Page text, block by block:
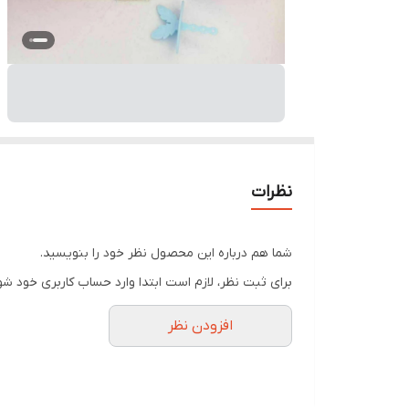
نظرات
شما هم درباره این محصول نظر خود را بنویسید.
برای ثبت نظر، لازم است ابتدا وارد حساب کاربری خود
افزودن نظر